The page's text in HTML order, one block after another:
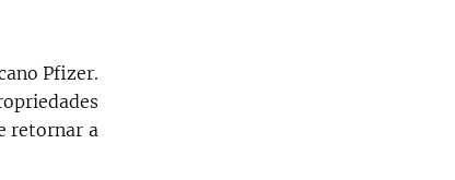
Pfizer.
retornar a